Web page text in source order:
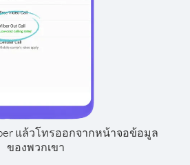
แล้วโทรออกจากหน้าจอข้อมูล
ของพวกเขา